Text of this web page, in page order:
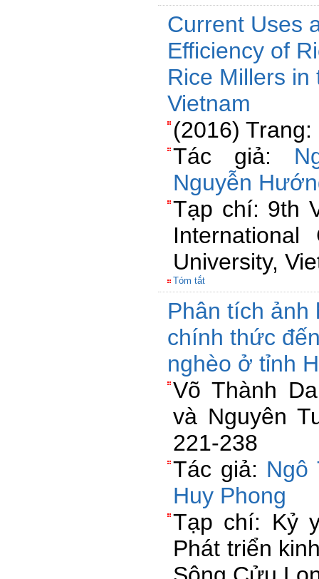
Current Uses
Efficiency of
Rice Millers in
Vietnam
(2016)
Tác giả:
Nguyễn
Tạp chí: 9th
International
University,
Tóm tắt
Phân tích
chính thức
nghèo ở tỉnh
Võ Thành
và Nguyên
221-238
Tác giả: Ngô
Huy Phong
Tạp chí: Kỷ
Phát triển